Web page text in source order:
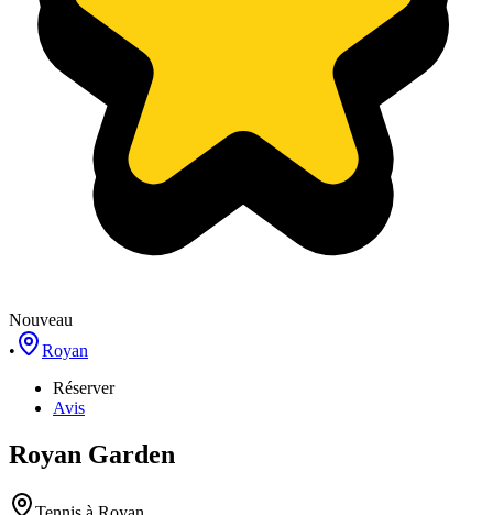
Nouveau
•
Royan
Réserver
Avis
Royan Garden